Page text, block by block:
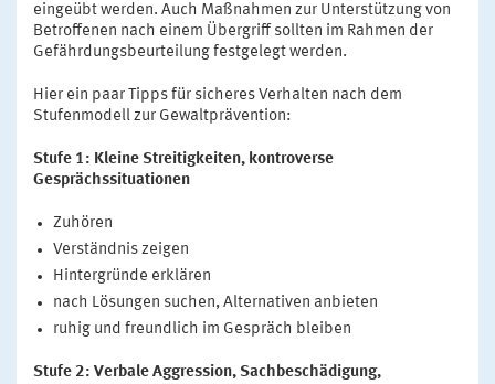
eingeübt werden. Auch Maßnahmen zur Unterstützung von
Betroffenen nach einem Übergriff sollten im Rahmen der
Gefährdungsbeurteilung festgelegt werden.
Hier ein paar Tipps für sicheres Verhalten nach dem
Stufenmodell zur Gewaltprävention:
Stufe 1: Kleine Streitigkeiten, kontroverse
Gesprächssituationen
Zuhören
Verständnis zeigen
Hintergründe erklären
nach Lösungen suchen, Alternativen anbieten
ruhig und freundlich im Gespräch bleiben
Stufe 2: Verbale Aggression, Sachbeschädigung,